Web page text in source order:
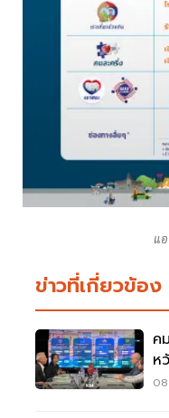
แ
ข่าวที่เกี่ยวข้อง
ค
ห
ไ
08